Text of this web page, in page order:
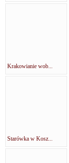
Krakowianie wob...
Starówka w Kosz...